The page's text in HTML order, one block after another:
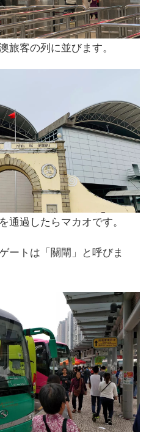
旅客の列に並びます。
通過したらマカオです。
ートは「關閘」と呼びま